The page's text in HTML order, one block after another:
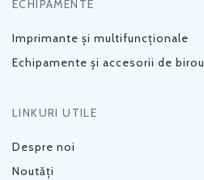
ECHIPAMENTE
Imprimante și multifuncționale
Echipamente și accesorii de birou
LINKURI UTILE
Despre noi
Noutăți